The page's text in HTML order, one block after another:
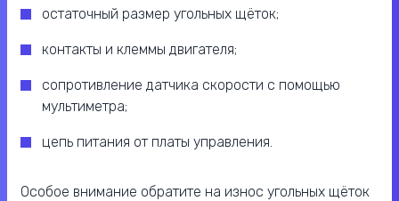
остаточный размер угольных щёток;
контакты и клеммы двигателя;
сопротивление датчика скорости с помощью
мультиметра;
цепь питания от платы управления.
Особое внимание обратите на износ угольных щёток